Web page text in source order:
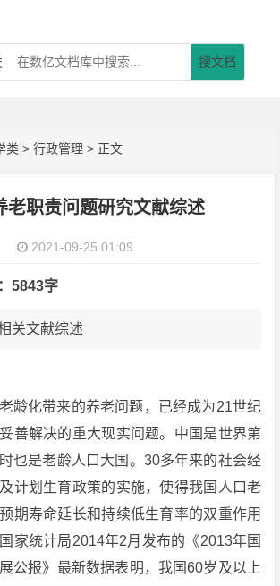
搜文档
类 >行政管理 > 正文
老职责问题研究文献综述
2021-09-25 01:09
5843字
关文献综述
龄化带来的养老问题，已经成为21世纪
善解决的重大现实问题。中国是世界第
也是老龄人口大国。30多年来的社会经
计划生育政策的实施，使得我国人口老
期寿命延长和持续低生育率的双重作用
家统计局2014年2月发布的《2013年国
公报》最新数据表明，我国60岁及以上